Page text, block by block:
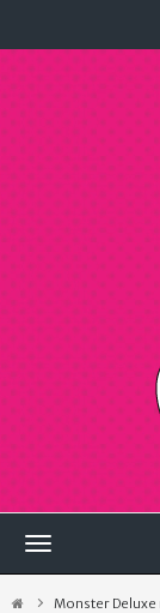
Navegación
Monster Deluxe